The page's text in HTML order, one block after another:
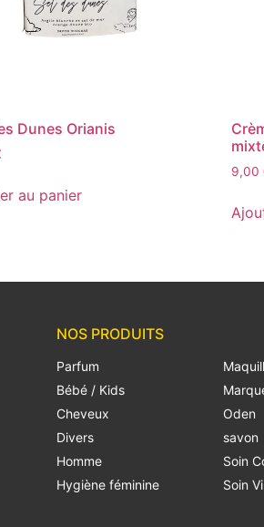
Dunes Orianis
au panier
9,00
NOS PRODUITS
Parfum
Bébé / Kids
Cheveux
Divers
Homme
Hygiène féminine
Oden
savon
Soin
Soin